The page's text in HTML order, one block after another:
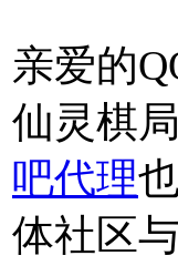
亲爱的
仙灵棋
吧代理
体社区